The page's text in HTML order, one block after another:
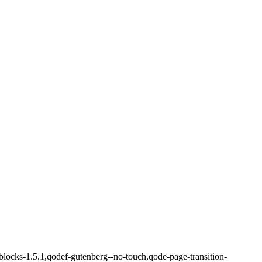
1.5.1,qodef-gutenberg--no-touch,qode-page-transition-